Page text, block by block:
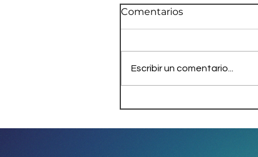
posesión de Donald
Comentarios
Escribir un comentario...